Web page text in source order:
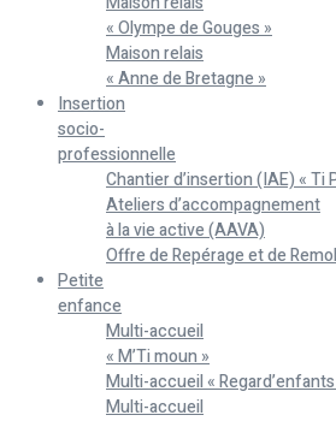
« Olympe de Gouges »
Maison relais
« Anne de Bretagne »
Insertion
socio-
professionnelle
Chantier d’insertion (IAE) « Ti
Ateliers d’accompagnement
à la vie active (AAVA)
Offre de Repérage et de
Petite
enfance
Multi-accueil
« M’Ti moun »
Multi-accueil «
Multi-accueil